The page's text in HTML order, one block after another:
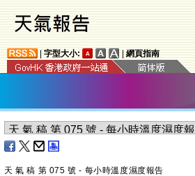
字型大小: 網頁指南
天 氣 稿 第 075 號 - 每小時溫度濕度報告